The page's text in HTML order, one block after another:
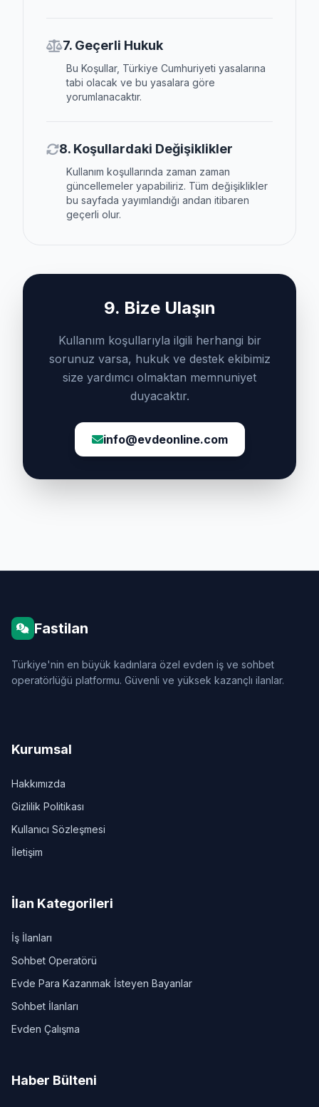
7. Geçerli Hukuk
Bu Koşullar, Türkiye Cumhuriyeti yasalarına
tabi olacak ve bu yasalara göre
yorumlanacaktır.
8. Koşullardaki Değişiklikler
Kullanım koşullarında zaman zaman
güncellemeler yapabiliriz. Tüm değişiklikler
bu sayfada yayımlandığı andan itibaren
geçerli olur.
9. Bize Ulaşın
Kullanım koşullarıyla ilgili herhangi bir
sorunuz varsa, hukuk ve destek ekibimiz
size yardımcı olmaktan memnuniyet
duyacaktır.
info@evdeonline.com
Fastilan
Türkiye'nin en büyük kadınlara özel evden iş ve sohbet
operatörlüğü platformu. Güvenli ve yüksek kazançlı ilanlar.
Kurumsal
Hakkımızda
Gizlilik Politikası
Kullanıcı Sözleşmesi
İletişim
İlan Kategorileri
İş İlanları
Sohbet Operatörü
Evde Para Kazanmak İsteyen Bayanlar
Sohbet İlanları
Evden Çalışma
Haber Bülteni